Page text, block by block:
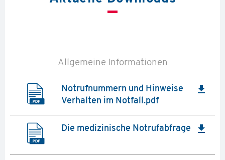
Allgemeine Informationen
Notrufnummern und Hinweise
Verhalten im Notfall.pdf
file_download
Die medizinische Notrufabfrage file_download